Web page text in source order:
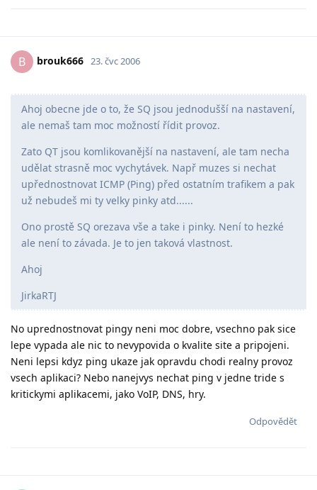
B brouk666 23. čvc 2006
Ahoj obecne jde o to, že SQ jsou jednodušší na nastavení,
ale nemaš tam moc možností řídit provoz.
Zato QT jsou komlikovanější na nastavení, ale tam necha
udělat strasně moc vychytávek. Např muzes si nechat
upřednostnovat ICMP (Ping) před ostatním trafikem a pak
už nebudeš mi ty velky pinky atd......
Ono prostě SQ orezava vše a take i pinky. Není to hezké
ale není to závada. Je to jen taková vlastnost.
Ahoj
JirkaRTJ
No uprednostnovat pingy neni moc dobre, vsechno pak sice
lepe vypada ale nic to nevypovida o kvalite site a pripojeni.
Neni lepsi kdyz ping ukaze jak opravdu chodi realny provoz
vsech aplikaci? Nebo nanejvys nechat ping v jedne tride s
kritickymi aplikacemi, jako VoIP, DNS, hry.
Odpovědět